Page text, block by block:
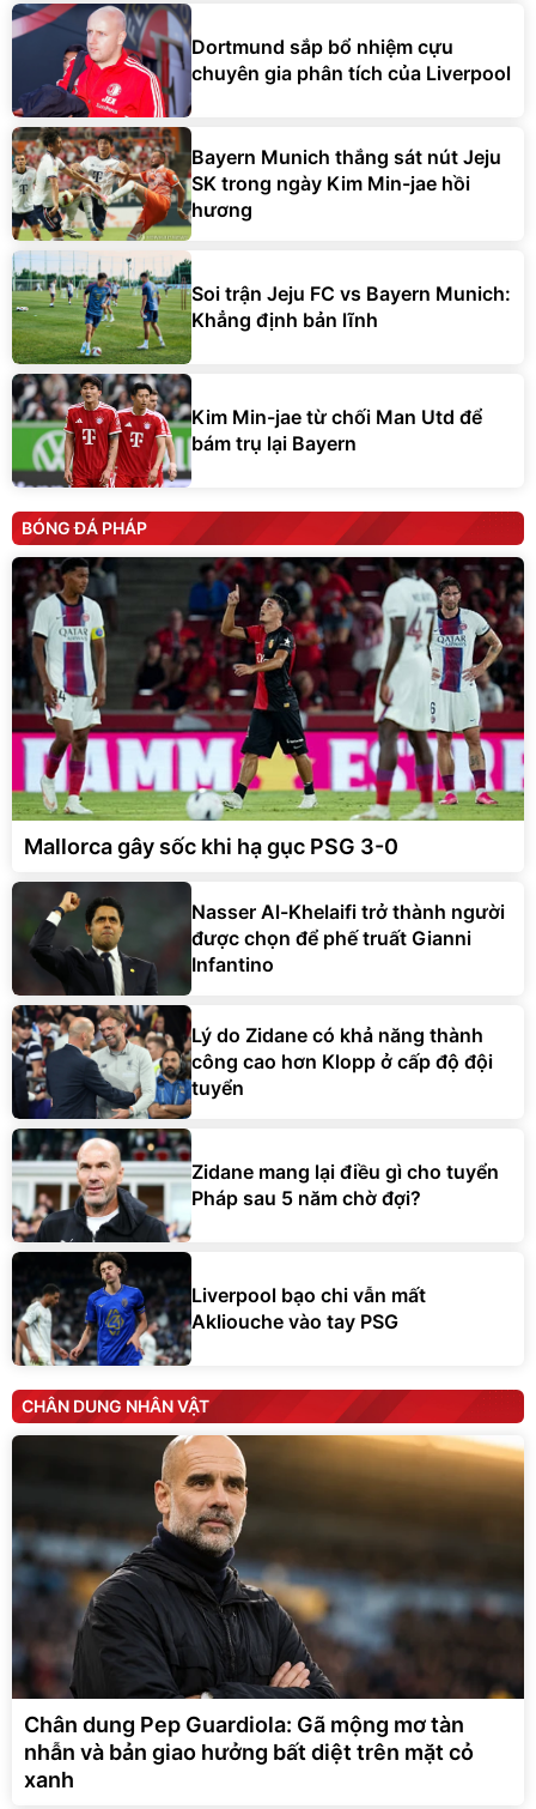
Dortmund sắp bổ nhiệm cựu
chuyên gia phân tích của Liverpool
Bayern Munich thắng sát nút Jeju
SK trong ngày Kim Min-jae hồi
hương
Soi trận Jeju FC vs Bayern Munich:
Khẳng định bản lĩnh
Kim Min-jae từ chối Man Utd để
bám trụ lại Bayern
BÓNG ĐÁ PHÁP
Mallorca gây sốc khi hạ gục PSG 3-0
Nasser Al-Khelaifi trở thành người
được chọn để phế truất Gianni
Infantino
Lý do Zidane có khả năng thành
công cao hơn Klopp ở cấp độ đội
tuyển
Zidane mang lại điều gì cho tuyển
Pháp sau 5 năm chờ đợi?
Liverpool bạo chi vẫn mất
Akliouche vào tay PSG
CHÂN DUNG NHÂN VẬT
Chân dung Pep Guardiola: Gã mộng mơ tàn
nhẫn và bản giao hưởng bất diệt trên mặt cỏ
xanh